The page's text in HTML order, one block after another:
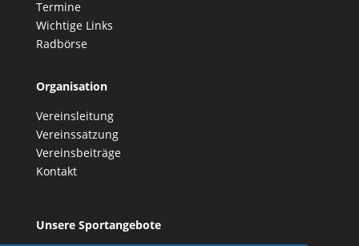
Termine
Wichtige Links
Radbörse
Organisation
Vereinsleitung
Vereinssatzung
Vereinsbeiträge
Kontakt
Unsere Sportangebote